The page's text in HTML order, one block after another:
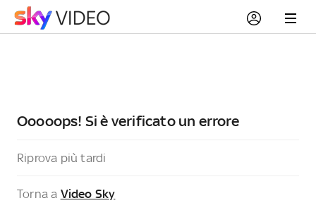
Ooooops! Si è verificato un errore
Riprova più tardi
Torna a Video Sky